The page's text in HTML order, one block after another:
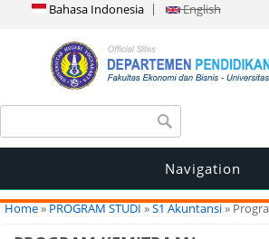
Bahasa Indonesia English
Search form
Navigation
You are here
Home» PROGRAM STUDI »S1 Akuntansi»